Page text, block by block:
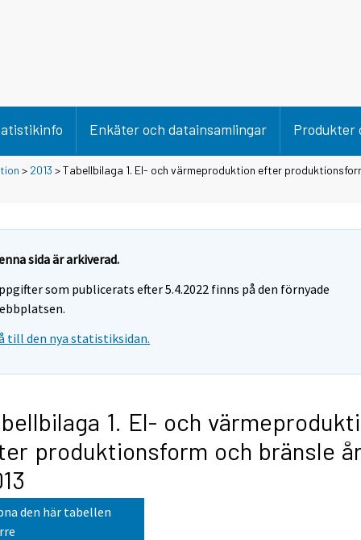
Enkäter och datainsamlingar Produkter
> 2013 > Tabellbilaga 1. El- och värmeproduktion efter
sida är arkiverad.
som publicerats efter 5.4.2022 finns på den förnyade
till den nya statistiksidan.
1. El- och
produktionsform och bränsle år
den här tabellen